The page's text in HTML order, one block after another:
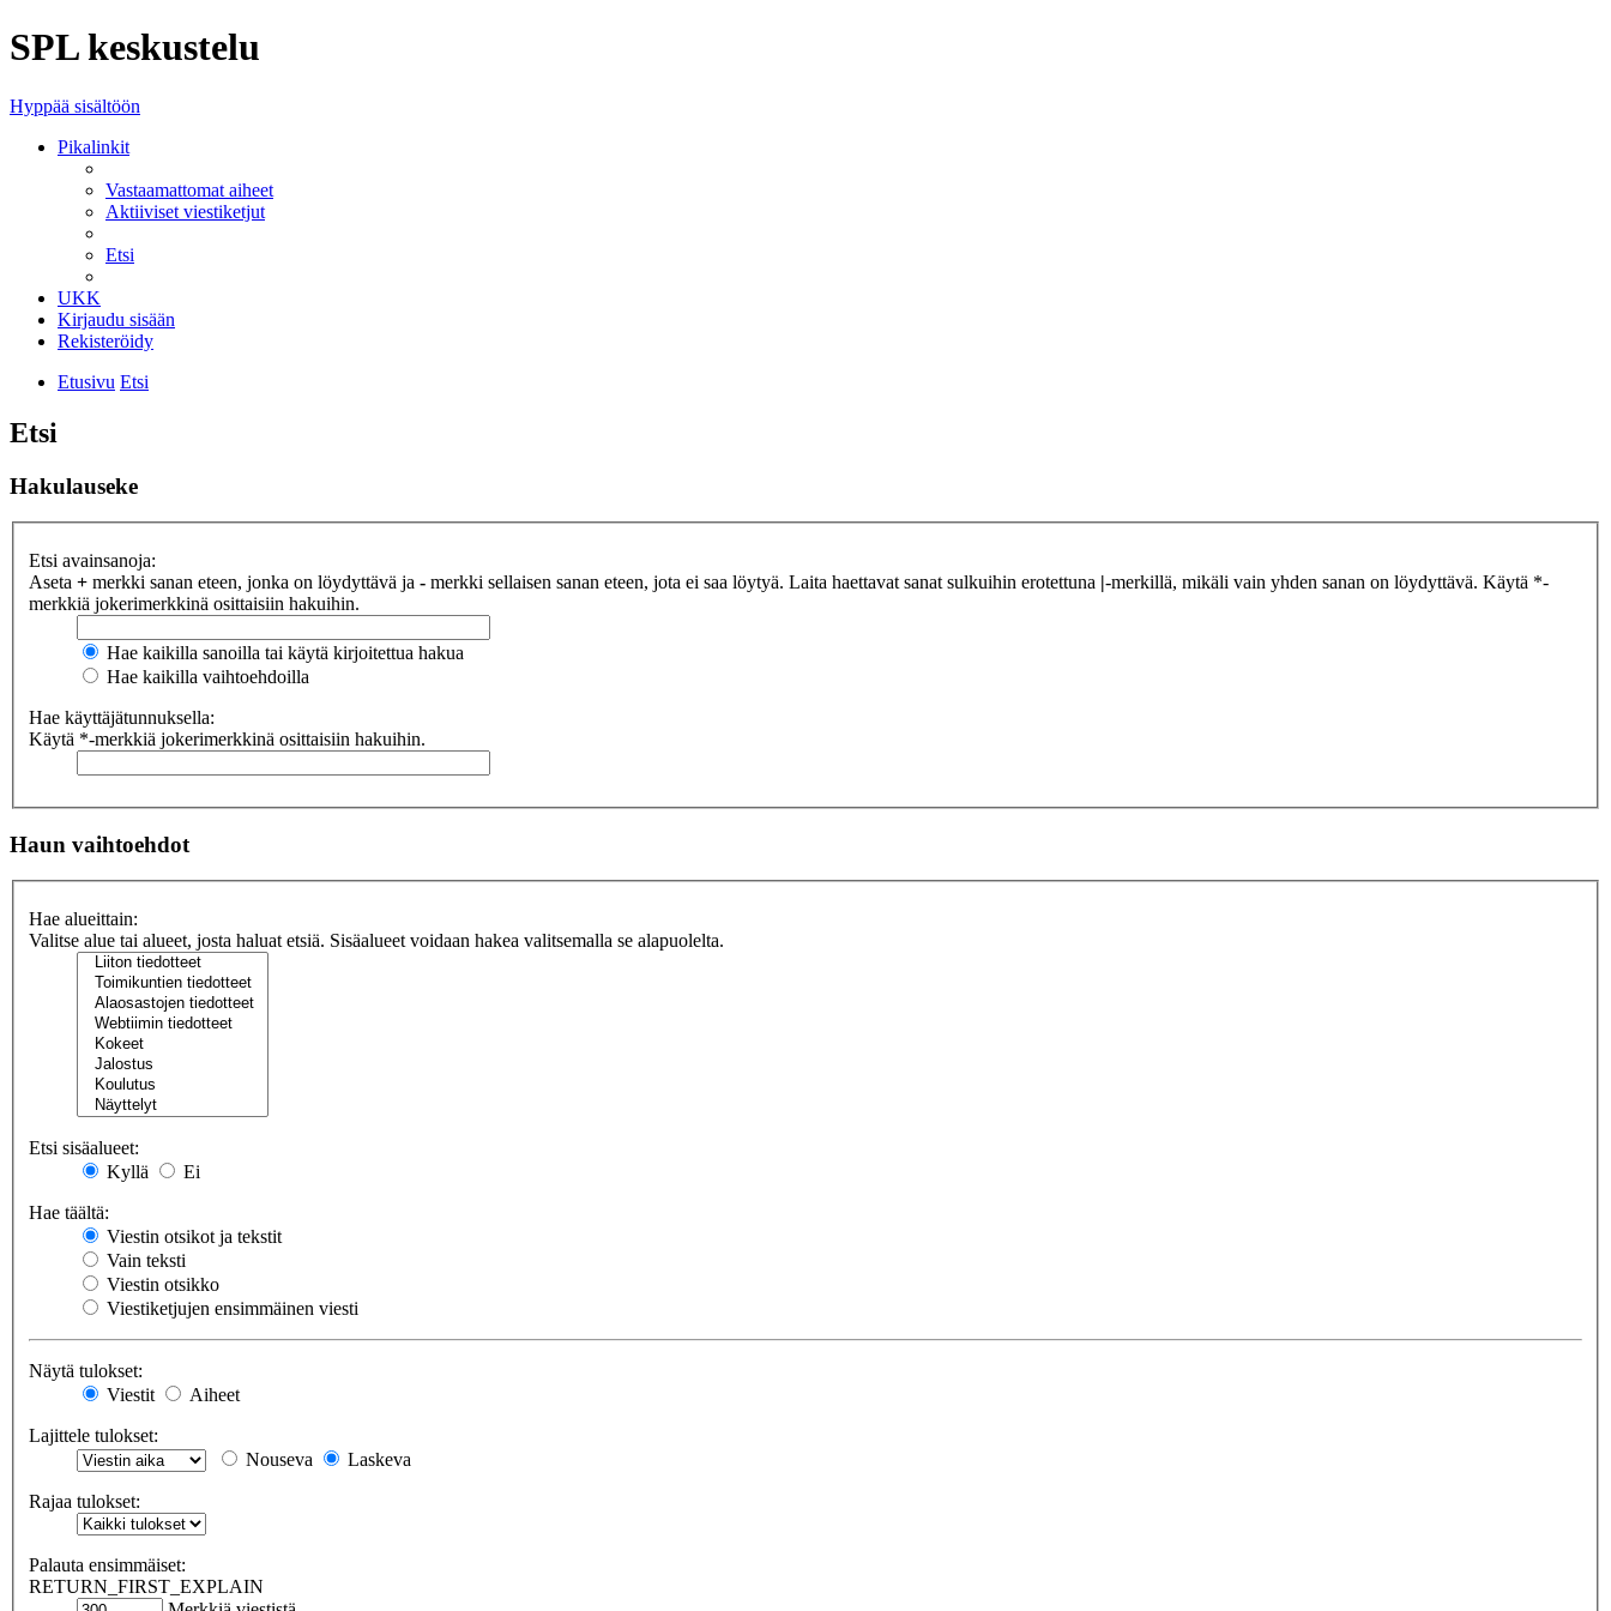
SPL keskustelu
Hyppää sisältöön
Pikalinkit
Vastaamattomat aiheet
Aktiiviset viestiketjut
Etsi
UKK
Kirjaudu sisään
Rekisteröidy
Etusivu Etsi
Etsi
Hakulauseke
Etsi avainsanoja:
Aseta + merkki sanan eteen, jonka on löydyttävä ja - merkki sellaisen sanan eteen, jota ei saa löytyä. Laita haettavat sanat sulkuihin erotettuna |-merkillä, mikäli vain yhden sanan on löydyttävä. Käytä *-
merkkiä jokerimerkkinä osittaisiin hakuihin.
Hae kaikilla sanoilla tai käytä kirjoitettua hakua
Hae kaikilla vaihtoehdoilla
Hae käyttäjätunnuksella:
Käytä *-merkkiä jokerimerkkinä osittaisiin hakuihin.
Haun vaihtoehdot
Hae alueittain:
Valitse alue tai alueet, josta haluat etsiä. Sisäalueet voidaan hakea valitsemalla se alapuolelta.
Etsi sisäalueet:
Kyllä
Ei
Hae täältä:
Viestin otsikot ja tekstit
Vain teksti
Viestin otsikko
Viestiketjujen ensimmäinen viesti
Näytä tulokset:
Viestit
Aiheet
Lajittele tulokset:
Nouseva
Laskeva
Rajaa tulokset:
Palauta ensimmäiset:
RETURN_FIRST_EXPLAIN